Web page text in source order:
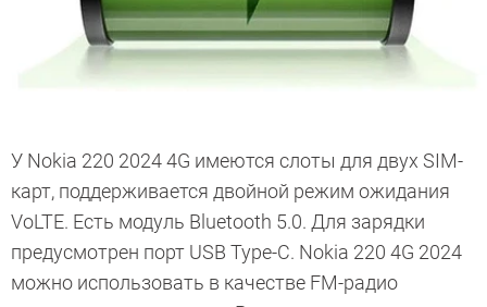
У Nokia 220 2024 4G имеются слоты для двух SIM-
карт, поддерживается двойной режим ожидания
VoLTE. Есть модуль Bluetooth 5.0. Для зарядки
предусмотрен порт USB Type-C. Nokia 220 4G 2024
можно использовать в качестве FM-радио